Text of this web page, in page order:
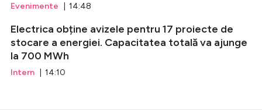
Evenimente | 14:48
Electrica obține avizele pentru 17 proiecte de
stocare a energiei. Capacitatea totală va ajunge
la 700 MWh
Intern | 14:10